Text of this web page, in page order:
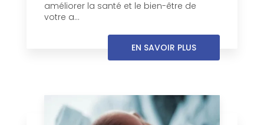
améliorer la santé et le bien-être de
votre a...
EN SAVOIR PLUS